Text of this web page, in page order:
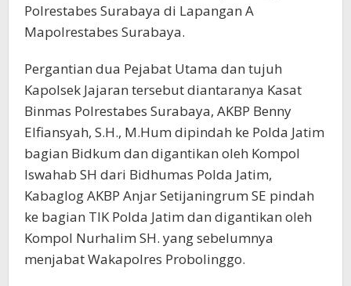
Polrestabes Surabaya di Lapangan A
Mapolrestabes Surabaya.
Pergantian dua Pejabat Utama dan tujuh
Kapolsek Jajaran tersebut diantaranya Kasat
Binmas Polrestabes Surabaya, AKBP Benny
Elfiansyah, S.H., M.Hum dipindah ke Polda Jatim
bagian Bidkum dan digantikan oleh Kompol
Iswahab SH dari Bidhumas Polda Jatim,
Kabaglog AKBP Anjar Setijaningrum SE pindah
ke bagian TIK Polda Jatim dan digantikan oleh
Kompol Nurhalim SH. yang sebelumnya
menjabat Wakapolres Probolinggo.